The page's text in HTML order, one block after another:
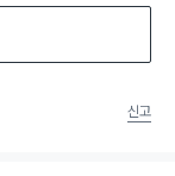
라 제조되어 식품 또
라는 표시입니다.
신고